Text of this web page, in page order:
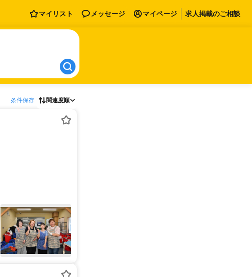
マイリスト メッセージ マイページ 求人掲載のご相談
条件保存 関連度順